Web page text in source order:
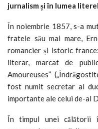
jurnalism și în lumea
În noiembrie 1857, s-a
fratele său mai mare,
romancier și istoric
literar, marcat de
Amoureuses”
fost numit secretar al
importante ale celui de-al
În timpul unei călătorii